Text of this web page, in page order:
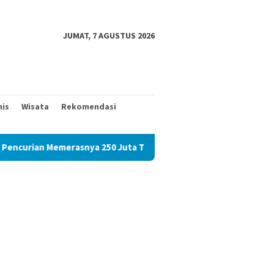
JUMAT, 7 AGUSTUS 2026
Wisata
Rekomendasi
Memerasnya 250 Juta Tidak Diperiksa, Korban Meminta